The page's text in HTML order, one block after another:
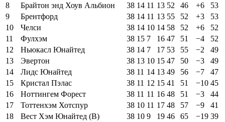
8
Брайтон энд Хоув Альбион 38 14 11 13 52 46 +6
53
9
Брентфорд 38 14 11 13 55 52 +3
53
10
Челси 38 14 10 14 58 52 +6
52
11
Фулхэм 38 15 7 16 47 51 −4
52
12
Ньюкасл Юнайтед 38 14 7 17 53 55 −2
49
13
Эвертон 38 13 10 15 47 50 −3
49
14
Лидс Юнайтед 38 11 14 13 49 56 −7
47
15
Кристал Пэлас 38 11 12 15 41 51 −10 45
16
Ноттингем Форест 38 11 11 16 48 51 −3
44
17
Тоттенхэм Хотспур 38 10 11 17 48 57 −9
41
18
Вест Хэм Юнайтед (В) 38 10 9 19 46 65 −19 39